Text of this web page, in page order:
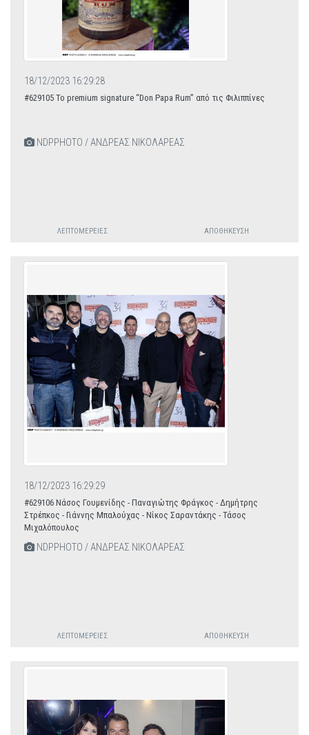
18/12/2023 16:29:28
#629105 Το premium signature “Don Papa Rum” από τις Φιλιππίνες
NDPPHOTO / ΑΝΔΡΕΑΣ ΝΙΚΟΛΑΡΕΑΣ
ΛΕΠΤΟΜΈΡΕΙΕΣ ΑΠΟΘΉΚΕΥΣΗ
18/12/2023 16:29:29
#629106 Νάσος Γουμενίδης - Παναγιώτης Φράγκος - Δημήτρης
Στρέπκος - Γιάννης Μπαλούχας - Νίκος Σαραντάκης - Τάσος
Μιχαλόπουλος
NDPPHOTO / ΑΝΔΡΕΑΣ ΝΙΚΟΛΑΡΕΑΣ
ΛΕΠΤΟΜΈΡΕΙΕΣ ΑΠΟΘΉΚΕΥΣΗ